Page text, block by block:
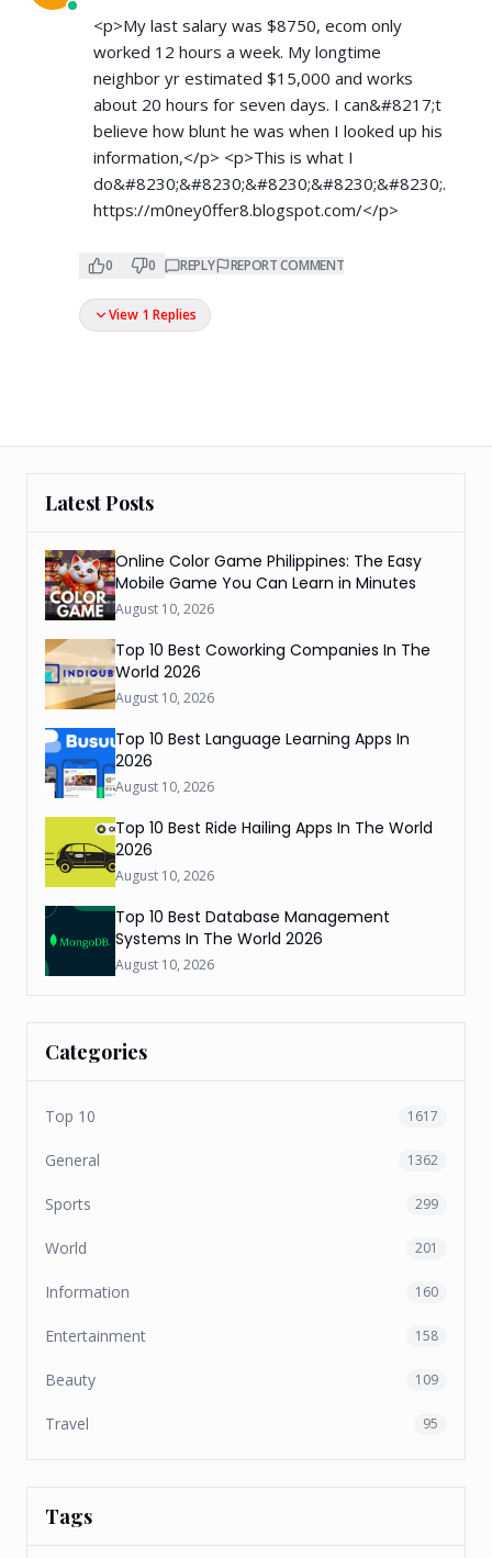
<p>My last salary was $8750, ecom only
worked 12 hours a week. My longtime
neighbor yr estimated $15,000 and works
about 20 hours for seven days. I can&#8217;t
believe how blunt he was when I looked up his
information,</p> <p>This is what I
do&#8230;&#8230;&#8230;&#8230;&#8230;.
https://m0ney0ffer8.blogspot.com/</p>
0 0 REPLY REPORT COMMENT
View 1 Replies
Latest Posts
Online Color Game Philippines: The Easy
Mobile Game You Can Learn in Minutes
August 10, 2026
Top 10 Best Coworking Companies In The
World 2026
August 10, 2026
Top 10 Best Language Learning Apps In
2026
August 10, 2026
Top 10 Best Ride Hailing Apps In The World
2026
August 10, 2026
Top 10 Best Database Management
Systems In The World 2026
August 10, 2026
Categories
Top 10 1617
General 1362
Sports 299
World 201
Information 160
Entertainment 158
Beauty 109
Travel 95
Tags